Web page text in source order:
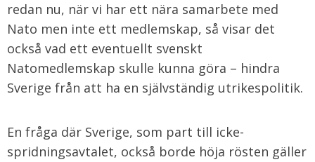
redan nu, när vi har ett nära samarbete med
Nato men inte ett medlemskap, så visar det
också vad ett eventuellt svenskt
Natomedlemskap skulle kunna göra – hindra
Sverige från att ha en självständig utrikespolitik.
En fråga där Sverige, som part till icke-
spridningsavtalet, också borde höja rösten gäller